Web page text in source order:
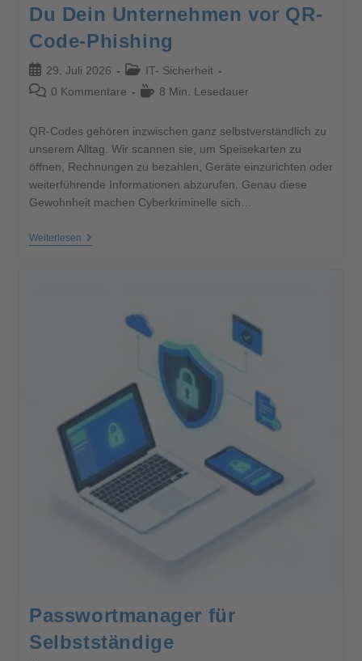
Du Dein Unternehmen vor QR-
Code-Phishing
29. Juli 2026
IT- Sicherheit
0 Kommentare
8 Min. Lesedauer
QR-Codes gehören inzwischen ganz selbstverständlich zu
unserem Alltag. Wir scannen sie, um Speisekarten zu
öffnen, Rechnungen zu bezahlen, Geräte einzurichten oder
weiterführende Informationen abzurufen. Genau diese
Gewohnheit machen Cyberkriminelle sich…
Weiterlesen
Passwortmanager für
Selbstständige